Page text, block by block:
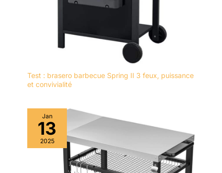
Test : brasero barbecue Spring II 3 feux, puissance
et convivialité
Jan
13
2025